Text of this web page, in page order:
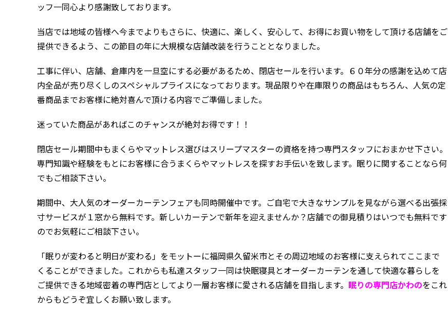
ッフ一同心より感謝致しております。
当店では地域の皆様へ今までよりもさらに、快適に、楽しく、安心して、お得にお買い物をして頂ける店舗をご
提供できるよう、この節目の年に大規模な店舗改装を行うこととなりました。
工事に伴い、店舗、倉庫内を一旦空にする必要があるため、閉店セールを行います。６０年分の感謝を込めて店
内全品が売り尽くしのスペシャルプライスになっております。現品限りや在庫限りの商品はもちろん、人気の定
番商品までお客様に絶対喜んで頂ける内容でご準備しました。
迷っていた商品があればこのチャンスが絶対お得です！！
閉店セール期間中もまくらやマットレス選びはスリープマスターの資格を持つ専門スタッフにおまかせ下さい。
専門知識や経験をもとにお客様に合うまくらやマットレスを探すお手伝いを致します。眠りに関することなら何
でもご相談下さい。
期間中、大人気のオーダーカーテンフェアも同時開催中です。ご自宅で大きなサンプルを見ながら選べる出張採
寸サービスが１窓から無料です。新しいカーテンで新年を迎えませんか？店舗での御見積りはいつでも無料です
のでお気軽にご相談下さい。
「眠りが変わると明日が変わる」をモットーに福岡県久留米市とその周辺地域のお客様に支えられてここまで
くることができました。これからも私達スタッフ一同は快眠寝具とオーダーカーテンを通して快適な暮らしを
ご提供できる地域密着の専門店としてより一層お客様に愛される店舗を目指します。 眠りの専門店かわのをこれ
からもどうぞ宜しくお願い致します。